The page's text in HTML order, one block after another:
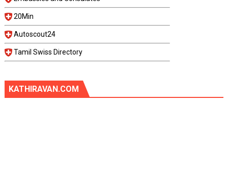
20Min
Autoscout24
Tamil Swiss Directory
KATHIRAVAN.COM